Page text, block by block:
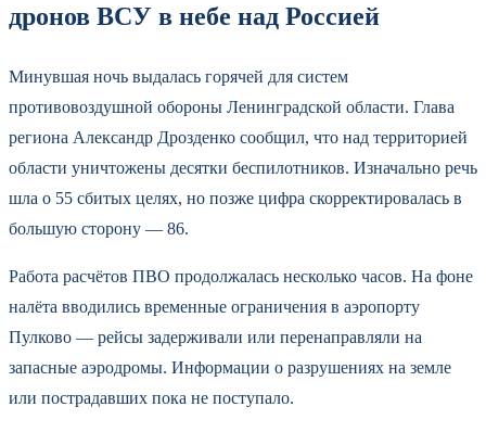
дронов ВСУ в небе над Россией
Минувшая ночь выдалась горячей для систем
противовоздушной обороны Ленинградской области. Глава
региона Александр Дрозденко сообщил, что над территорией
области уничтожены десятки беспилотников. Изначально речь
шла о 55 сбитых целях, но позже цифра скорректировалась в
большую сторону — 86.
Работа расчётов ПВО продолжалась несколько часов. На фоне
налёта вводились временные ограничения в аэропорту
Пулково — рейсы задерживали или перенаправляли на
запасные аэродромы. Информации о разрушениях на земле
или пострадавших пока не поступало.